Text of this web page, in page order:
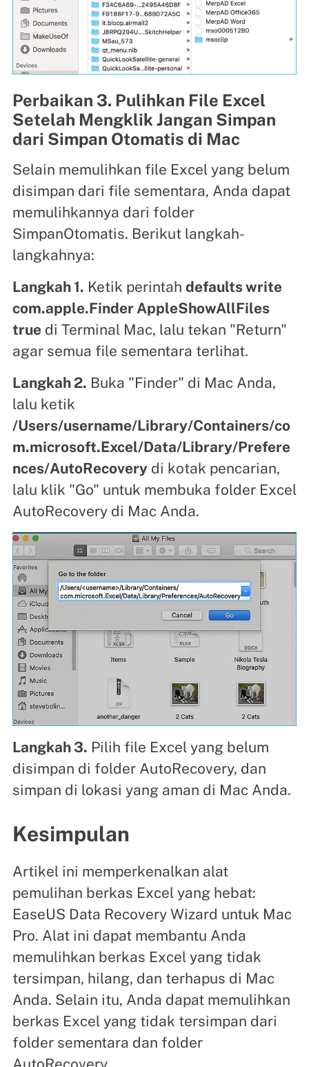
Perbaikan 3. Pulihkan File Excel
Setelah Mengklik Jangan Simpan
dari Simpan Otomatis di Mac
Selain memulihkan file Excel yang belum
disimpan dari file sementara, Anda dapat
memulihkannya dari folder
SimpanOtomatis. Berikut langkah-
langkahnya:
Langkah 1. Ketik perintah defaults write
com.apple.Finder AppleShowAllFiles
true di Terminal Mac, lalu tekan "Return"
agar semua file sementara terlihat.
Langkah 2. Buka "Finder" di Mac Anda,
lalu ketik
/Users/username/Library/Containers/co
m.microsoft.Excel/Data/Library/Prefere
nces/AutoRecoverydi kotak pencarian,
lalu klik "Go" untuk membuka folder Excel
AutoRecovery di Mac Anda.
Langkah 3. Pilih file Excel yang belum
disimpan di folder AutoRecovery, dan
simpan di lokasi yang aman di Mac Anda.
Kesimpulan
Artikel ini memperkenalkan alat
pemulihan berkas Excel yang hebat:
EaseUS Data Recovery Wizard untuk Mac
Pro. Alat ini dapat membantu Anda
memulihkan berkas Excel yang tidak
tersimpan, hilang, dan terhapus di Mac
Anda. Selain itu, Anda dapat memulihkan
berkas Excel yang tidak tersimpan dari
folder sementara dan folder